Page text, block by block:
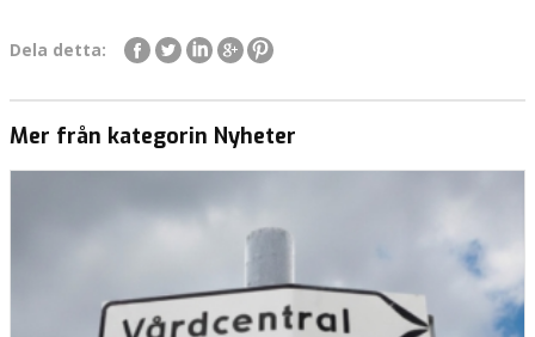
Dela detta:
Mer från kategorin Nyheter